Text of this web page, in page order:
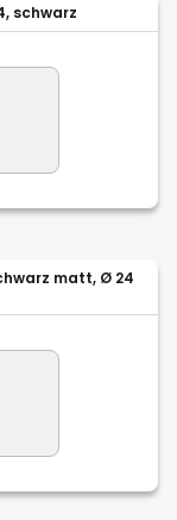
schwarz
matt, Ø 24